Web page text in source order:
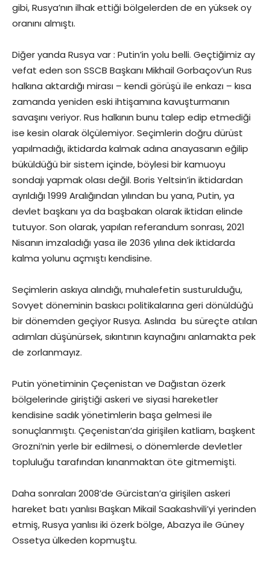
gibi, Rusya’nın ilhak ettiği bölgelerden de en yüksek oy
oranını almıştı.
Diğer yanda Rusya var : Putin’in yolu belli. Geçtiğimiz ay
vefat eden son SSCB Başkanı Mikhail Gorbaçov’un Rus
halkına aktardığı mirası – kendi görüşü ile enkazı – kısa
zamanda yeniden eski ihtişamına kavuşturmanın
savaşını veriyor. Rus halkının bunu talep edip etmediği
ise kesin olarak ölçülemiyor. Seçimlerin doğru dürüst
yapılmadığı, iktidarda kalmak adına anayasanın eğilip
büküldüğü bir sistem içinde, böylesi bir kamuoyu
sondajı yapmak olası değil. Boris Yeltsin’in iktidardan
ayrıldığı 1999 Aralığından yılından bu yana, Putin, ya
devlet başkanı ya da başbakan olarak iktidarı elinde
tutuyor. Son olarak, yapılan referandum sonrası, 2021
Nisanın imzaladığı yasa ile 2036 yılına dek iktidarda
kalma yolunu açmıştı kendisine.
Seçimlerin askıya alındığı, muhalefetin susturulduğu,
Sovyet döneminin baskıcı politikalarına geri dönüldüğü
bir dönemden geçiyor Rusya. Aslında bu süreçte atılan
adımları düşünürsek, sıkıntının kaynağını anlamakta pek
de zorlanmayız.
Putin yönetiminin Çeçenistan ve Dağıstan özerk
bölgelerinde giriştiği askeri ve siyasi hareketler
kendisine sadık yönetimlerin başa gelmesi ile
sonuçlanmıştı. Çeçenistan’da girişilen katliam, başkent
Grozni’nin yerle bir edilmesi, o dönemlerde devletler
topluluğu tarafından kınanmaktan öte gitmemişti.
Daha sonraları 2008’de Gürcistan’a girişilen askeri
hareket batı yanlısı Başkan Mikail Saakashvili’yi yerinden
etmiş, Rusya yanlısı iki özerk bölge, Abazya ile Güney
Ossetya ülkeden kopmuştu.